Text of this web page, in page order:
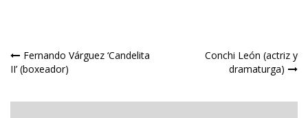
Navegación
de
entradas
Fernando Várguez ‘Candelita
II’ (boxeador)
Conchi León (actriz y
dramaturga)